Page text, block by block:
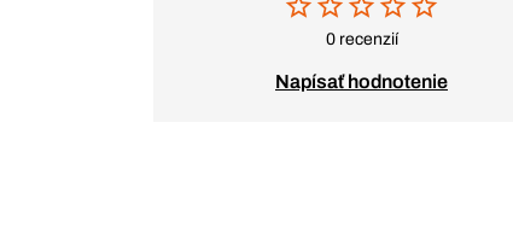
0 recenzií
Napísať hodnotenie